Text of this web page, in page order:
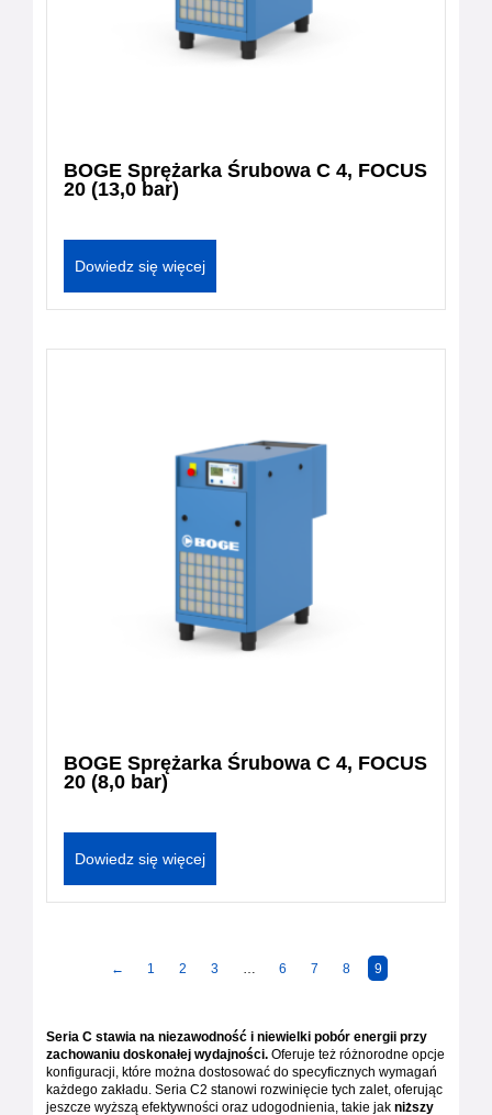
BOGE Sprężarka Śrubowa C 4, FOCUS
20 (13,0 bar)
Dowiedz się więcej
BOGE Sprężarka Śrubowa C 4, FOCUS
20 (8,0 bar)
Dowiedz się więcej
← 1 2 3 6 7 8 9
Seria C stawia na niezawodność i niewielki pobór energii przy
zachowaniu doskonałej wydajności. Oferuje też różnorodne opcje
konfiguracji, które można dostosować do specyficznych wymagań
każdego zakładu. Seria C2 stanowi rozwinięcie tych zalet, oferując
jeszcze wyższą efektywności oraz udogodnienia, takie jak niższy